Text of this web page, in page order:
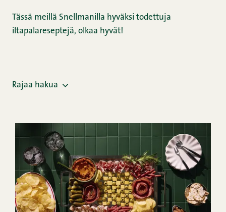
Tässä meillä Snellmanilla hyväksi todettuja
iltapalareseptejä, olkaa hyvät!
Rajaa hakua